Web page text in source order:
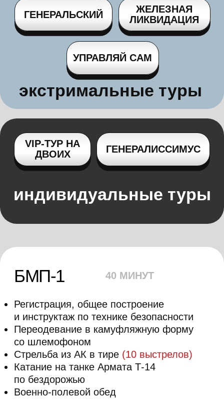
14000r
ЗА 1 ЧЕЛОВЕКА
КУПИТЬ ТУР
Армата-Тур
2,5 ЧАСА
Регистрация, общее построение
и инструктаж по технике безопасности
Переодевание в камуфляжную форму
со шлемофоном
Стрельба из АК в тире
(10 выстрелов)
Катание на танке Армата Т-14
по бездорожью
Военно-полевой обед
Катание на армейском грузовике
ЗИЛ-131
Посещение музея исторического оружия